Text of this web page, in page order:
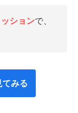
ションで、
てみる